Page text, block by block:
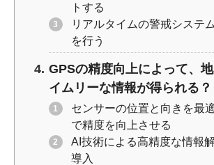
トする
リアルタイムの警戒システ
を行う
GPSの精度向上によって、
イムリーな情報が得られる？
センサーの位置と向きを最
で精度を向上させる
AI技術による高精度な情報
導入